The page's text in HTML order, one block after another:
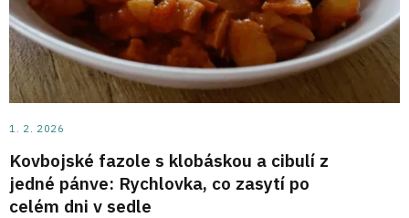
1. 2. 2026
Kovbojské fazole s klobáskou a cibulí z
jedné pánve: Rychlovka, co zasytí po
celém dni v sedle